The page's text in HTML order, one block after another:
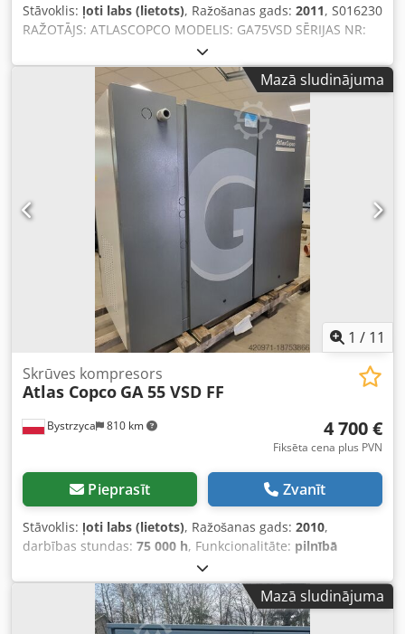
Stāvoklis: ļoti labs (lietots), Ražošanas gads: 2011, S016230
RAŽOTĀJS: ATLASCOPCO MODELIS: GA75VSD SĒRIJAS NR:
API658180 GADS: 2011 JAUDA (kW): 75 RAŽĪBA (m3/min):
14.68 SPIEDIENS (bar): 13 STUNDAS (DOK/KOPĀ):
FREKVENCES PĀRVADNIEKS: jā IEBŪVĒTS SAUSINĀTĀJS: nē
Dkedpfx Afozcnu Tjljr SILTUMMAINIS: jā DZESĒŠANA
(GAISA/ŪDENS): gaiss UZ TVERTNES: nē DOKUMENTĀCIJA:
nē PIESLĒGUMS: 2 1/2 JAUNS/LIETOTS: LIETOTS
Mazā sludinājuma
1 / 11
Bystrzyca 810 km
Skrūves kompresors
Atlas Copco GA 55 VSD FF
4 700 €
Fiksēta cena plus PVN
Pieprasīt Zvanīt
Stāvoklis: ļoti labs (lietots), Ražošanas gads: 2010,
darbības stundas: 75 000 h, Funkcionalitāte: pilnībā
, 55 kW kompresors ar iebūvētu žāvētāju un
frekvences pārveidotāju. Ļoti labā stāvoklī. Pēc servisa. 3
mēnešu garantija. Djdpfx Asv RmmmoflskrMazā sludinājuma